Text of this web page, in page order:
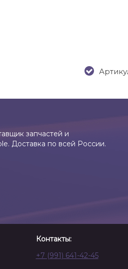
запчастей и
Доставка по всей России.
Контакты:
+7 (991) 641-42-45